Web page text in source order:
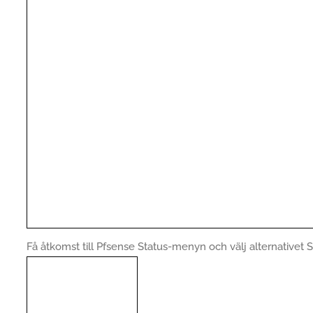
Få åtkomst till Pfsense Status-menyn och välj alternativet